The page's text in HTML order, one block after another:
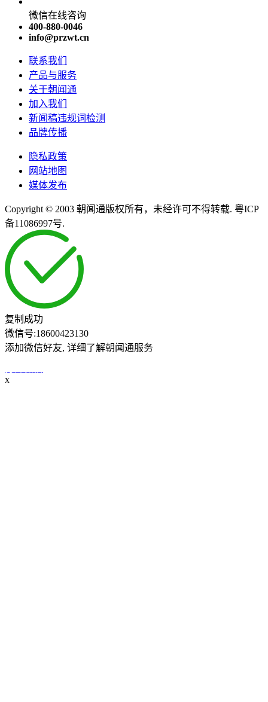
微信在线咨询
400-880-0046
info@przwt.cn
联系我们
产品与服务
关于朝闻通
加入我们
新闻稿违规词检测
品牌传播
隐私政策
网站地图
媒体发布
Copyright © 2003 朝闻通版权所有，未经许可不得转载. 粤ICP
备11086997号.
复制成功
微信号:18600423130
添加微信好友, 详细了解朝闻通服务
x